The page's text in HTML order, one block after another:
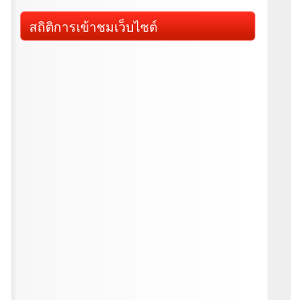
สถิติการเข้าชมเว็บไซต์